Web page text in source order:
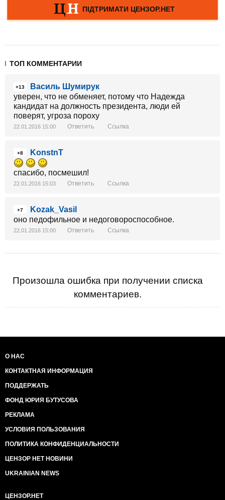
ТОП КОММЕНТАРИИ
+13
Василь Шумирук
уверен, что не обменяет, потому что Надежда
кандидат на должность президента, люди ей
поверят, угроза пороху
22.01.2016 15:00 Ответить Ссылка
+8 KonstnT
спасибо, посмешил!
22.01.2016 15:03 Ответить Ссылка
+7
Kozak_Vasil
оно педофильное и недоговороспособное.
22.01.2016 15:00 Ответить Ссылка
Произошла ошибка при получении списка
комментариев.
О НАС
КОНТАКТНАЯ ИНФОРМАЦИЯ
ПОДДЕРЖАТЬ
ФОНД ЮРИЯ БУТУСОВА
РЕКЛАМА
УСЛОВИЯ ПОЛЬЗОВАНИЯ
ПОЛИТИКА КОНФИДЕНЦИАЛЬНОСТИ
ЦЕНЗОР НЕТ НОВИНИ
UKRAINIAN NEWS
ЦЕНЗОР.НЕТ